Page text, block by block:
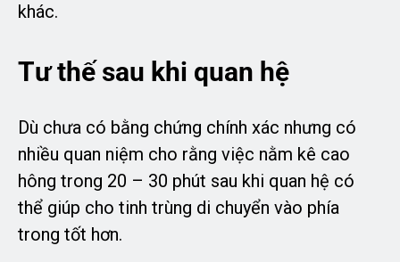
khác.
Tư thế sau khi quan hệ
Dù chưa có bằng chứng chính xác nhưng có
nhiều quan niệm cho rằng việc nằm kê cao
hông trong 20 – 30 phút sau khi quan hệ có
thể giúp cho tinh trùng di chuyển vào phía
trong tốt hơn.